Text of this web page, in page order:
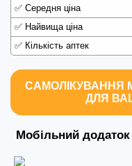
✅ Середня ціна
✅ Найвища ціна
✅ Кількість аптек
САМОЛІКУВАННЯ
ДЛЯ
Мобільний додаток